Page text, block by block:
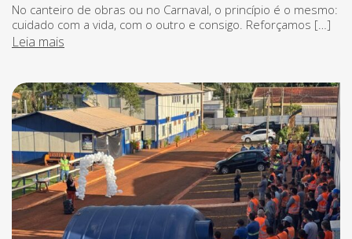
No canteiro de obras ou no Carnaval, o princípio é o mesmo:
cuidado com a vida, com o outro e consigo. Reforçamos […]
Leia mais